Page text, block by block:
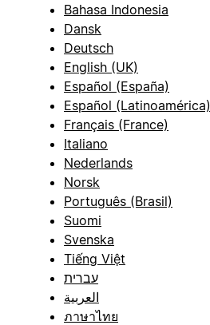
Bahasa Indonesia
Dansk
Deutsch
English (UK)
Español (España)
Español (Latinoamérica)
Français (France)
Italiano
Nederlands
Norsk
Português (Brasil)
Suomi
Svenska
Tiếng Việt
עברית
العربية
ภาษาไทย